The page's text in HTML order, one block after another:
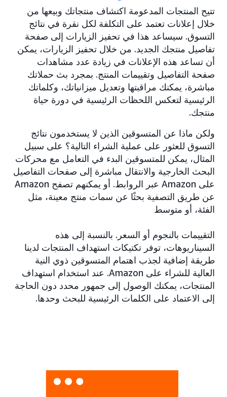
تتيح المنتجات المدعومة اكتشاف منتجاتك وبيعها من
خلال إعلانات تعتمد على التكلفة لكل نقرة في نتائج
التسوق. سيساعد هذا في تحفيز الزيارات إلى صفحة
تفاصيل منتجك الجديد. من خلال تحفيز الزيارات، يمكن
أن تساعد هذه الإعلانات في زيادة عدد مشاهدات
صفحة التفاصيل وتقييمات المنتج. بمجرد بث حملاتك
مباشرة، يمكنك مراقبتها وتعديل ميزانياتك، وكلماتك
الرئيسية لتعكس اللحظات الرئيسية في دورة حياة
منتجك.
ولكن ماذا عن المتسوقين الذين لا يستخدمون نتائج
التسوق للعثور على عملية الشراء التالية؟ على سبيل
المثال، يمكن للمتسوقين البدء في التعامل مع محركات
البحث الخارجية والانتقال مباشرة إلى صفحات التفاصيل
على Amazon عبر الروابط. أو يمكنهم تصفح Amazon
عن طريق التصفية بحثًا عن سمات منتج معينة، مثل
الفئة، أو متوسط
التقييمات بالنجوم أو السعر. بالنسبة إلى هذه
السيناريوهات، توفر تكتيكات استهداف المنتجات لدينا
طريقة إضافية لجذب اهتمام المتسوقين ذوي النية
العالية للشراء على Amazon. عند استخدام استهداف
المنتجات، يمكنك الوصول إلى جمهور محدد دون الحاجة
إلى الاعتماد على الكلمات الرئيسية للبحث وحدها.